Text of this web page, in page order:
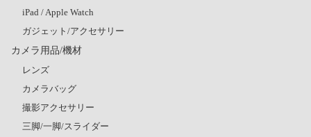
iPad / Apple Watch
ガジェット/アクセサリー
カメラ用品/機材
レンズ
カメラバッグ
撮影アクセサリー
三脚/一脚/スライダー